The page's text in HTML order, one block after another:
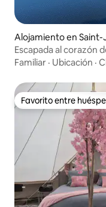
Alojamiento en
Loire
Escapada al corazón
Familiar · Ubicación ·
Favorito entre
Favorito entre